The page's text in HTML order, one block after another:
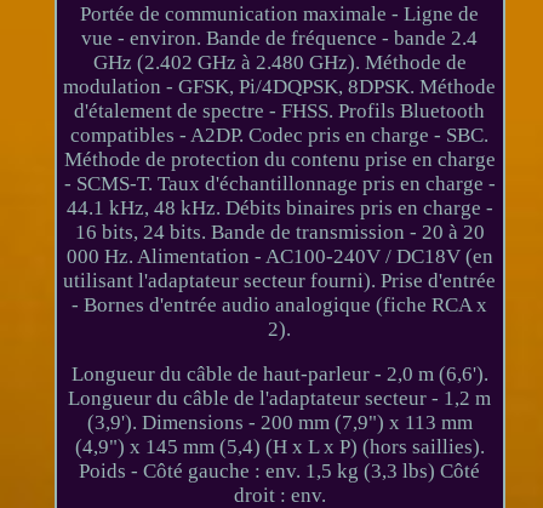
Portée de communication maximale - Ligne de
vue - environ. Bande de fréquence - bande 2.4
GHz (2.402 GHz à 2.480 GHz). Méthode de
modulation - GFSK, Pi/4DQPSK, 8DPSK. Méthode
d'étalement de spectre - FHSS. Profils Bluetooth
compatibles - A2DP. Codec pris en charge - SBC.
Méthode de protection du contenu prise en charge
- SCMS-T. Taux d'échantillonnage pris en charge -
44.1 kHz, 48 kHz. Débits binaires pris en charge -
16 bits, 24 bits. Bande de transmission - 20 à 20
000 Hz. Alimentation - AC100-240V / DC18V (en
utilisant l'adaptateur secteur fourni). Prise d'entrée
- Bornes d'entrée audio analogique (fiche RCA x
2).
Longueur du câble de haut-parleur - 2,0 m (6,6').
Longueur du câble de l'adaptateur secteur - 1,2 m
(3,9'). Dimensions - 200 mm (7,9") x 113 mm
(4,9") x 145 mm (5,4) (H x L x P) (hors saillies).
Poids - Côté gauche : env. 1,5 kg (3,3 lbs) Côté
droit : env.